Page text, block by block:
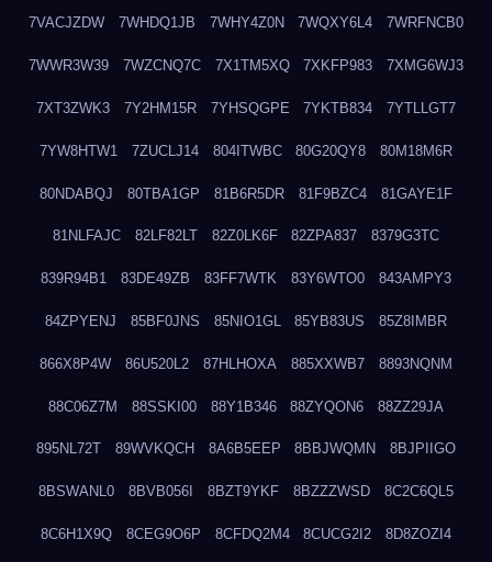
7VACJZDW 7WHDQ1JB 7WHY4Z0N 7WQXY6L4 7WRFNCB0
7WWR3W39 7WZCNQ7C 7X1TM5XQ 7XKFP983 7XMG6WJ3
7XT3ZWK3 7Y2HM15R 7YHSQGPE 7YKTB834 7YTLLGT7
7YW8HTW1 7ZUCLJ14 804ITWBC 80G20QY8 80M18M6R
80NDABQJ 80TBA1GP 81B6R5DR 81F9BZC4 81GAYE1F
81NLFAJC 82LF82LT 82Z0LK6F 82ZPA837 8379G3TC
839R94B1 83DE49ZB 83FF7WTK 83Y6WTO0 843AMPY3
84ZPYENJ 85BF0JNS 85NIO1GL 85YB83US 85Z8IMBR
866X8P4W 86U520L2 87HLHOXA 885XXWB7 8893NQNM
88C06Z7M 88SSKI00 88Y1B346 88ZYQON6 88ZZ29JA
895NL72T 89WVKQCH 8A6B5EEP 8BBJWQMN 8BJPIIGO
8BSWANL0 8BVB056I 8BZT9YKF 8BZZZWSD 8C2C6QL5
8C6H1X9Q 8CEG9O6P 8CFDQ2M4 8CUCG2I2 8D8ZOZI4